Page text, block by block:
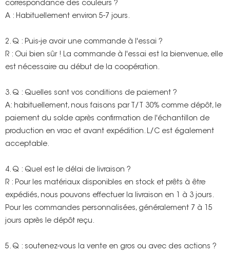
correspondance des couleurs ?
A : Habituellement environ 5-7 jours.
2. Q : Puis-je avoir une commande à l'essai ?
R : Oui bien sûr ! La commande à l'essai est la bienvenue, elle
est nécessaire au début de la coopération.
3. Q : Quelles sont vos conditions de paiement ?
A: habituellement, nous faisons par T/T 30% comme dépôt, le
paiement du solde après confirmation de l'échantillon de
production en vrac et avant expédition. L/C est également
acceptable.
4. Q : Quel est le délai de livraison ?
R : Pour les matériaux disponibles en stock et prêts à être
expédiés, nous pouvons effectuer la livraison en 1 à 3 jours.
Pour les commandes personnalisées, généralement 7 à 15
jours après le dépôt reçu.
5. Q : soutenez-vous la vente en gros ou avec des actions ?